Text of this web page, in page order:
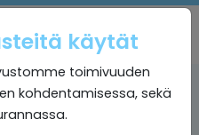
käytät
toimivuuden
kohdentamisessa, sekä